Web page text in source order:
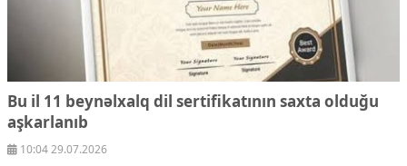
İnfoqrafika
Podcast
Humanitar
Elm və təhsil
Mədəniyyət
Yüksəliş hekayəsi
Bu il 11 beynəlxalq dil sertifikatının saxta olduğu
aşkarlanıb
10:04 29.07.2026